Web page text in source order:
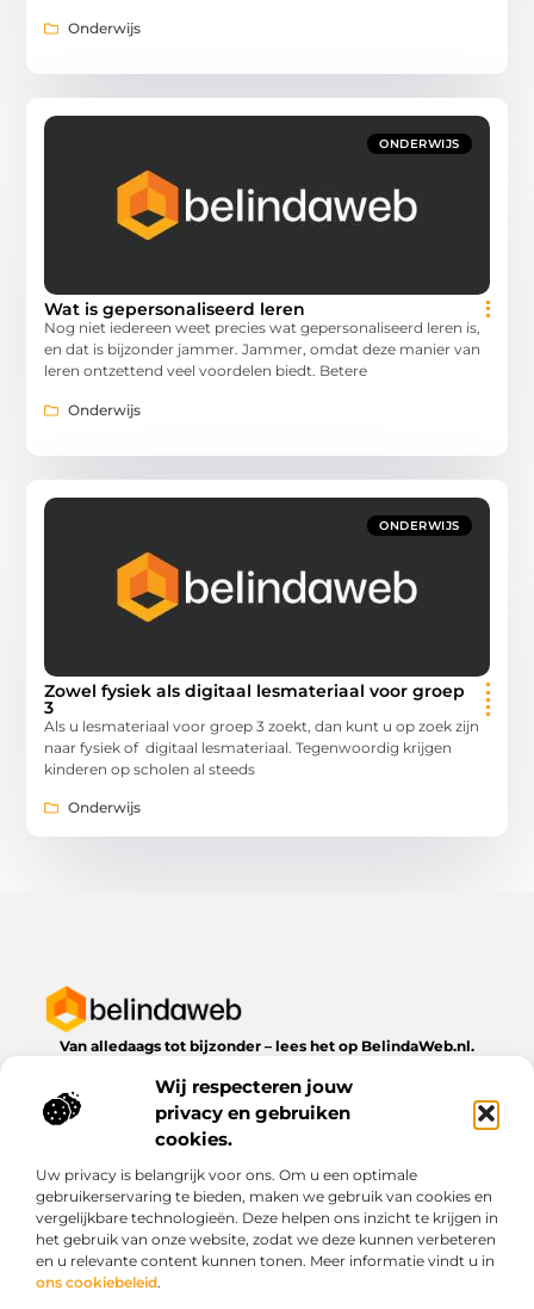
Wij respecteren jouw
privacy en gebruiken
cookies.
Uw privacy is belangrijk voor ons. Om u een optimale
gebruikerservaring te bieden, maken we gebruik van cookies en
vergelijkbare technologieën. Deze helpen ons inzicht te krijgen in
het gebruik van onze website, zodat we deze kunnen verbeteren
en u relevante content kunnen tonen. Meer informatie vindt u in
ons cookiebeleid.
Onderwijs
ONDERWIJS
Wat is gepersonaliseerd leren
Nog niet iedereen weet precies wat gepersonaliseerd leren is,
en dat is bijzonder jammer. Jammer, omdat deze manier van
leren ontzettend veel voordelen biedt. Betere
Onderwijs
ONDERWIJS
Zowel fysiek als digitaal lesmateriaal voor groep
3
Als u lesmateriaal voor groep 3 zoekt, dan kunt u op zoek zijn
naar fysiek of digitaal lesmateriaal. Tegenwoordig krijgen
kinderen op scholen al steeds
Onderwijs
Van alledaags tot bijzonder – lees het op BelindaWeb.nl.
dagelijks leven te bieden heeft.
Bericht categorie
Onze informatie